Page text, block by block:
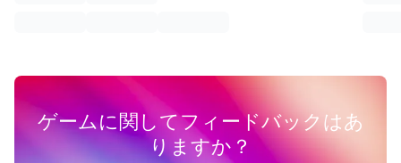
ゲームに関してフィードバックはあ
りますか？